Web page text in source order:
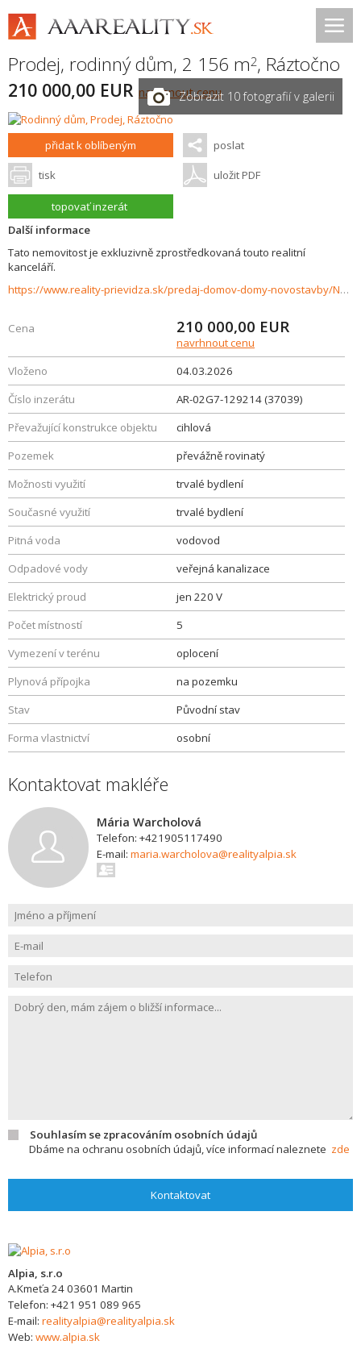
Prodej, rodinný dům, 2 156 m2, Ráztočno
210 000,00 EUR navrhnout cenuZobrazit 10 fotografií v galerii
přidat k oblíbeným poslat
tisk uložit PDF
topovať inzerát
Další informace
Tato nemovitost je exkluzivně zprostředkovaná touto realitní
kanceláří.
https://www.reality-prievidza.sk/predaj-domov-domy-novostavby/Na-Predaj-Rodinny-dom-Raztocno--pozemok-2156-m2-37039/?utm_source=areality&utm_medium=xml&utm_term=37039&utm_content=dom&utm_campaign=portaly
Cena 210 000,00 EUR
navrhnout cenu
Vloženo
04.03.2026
Číslo inzerátu
AR-02G7-129214 (37039)
Převažující konstrukce objektu
cihlová
Pozemek
převážně rovinatý
Možnosti využití
trvalé bydlení
Současné využití
trvalé bydlení
Pitná voda
vodovod
Odpadové vody
veřejná kanalizace
Elektrický proud
jen 220 V
Počet místností
5
Vymezení v terénu
oplocení
Plynová přípojka
na pozemku
Stav
Původní stav
Forma vlastnictví
osobní
Kontaktovat makléře
Mária Warcholová
Telefon: +421905117490
E-mail: maria.warcholova@realityalpia.sk
Souhlasím se zpracováním osobních údajů
Dbáme na ochranu osobních údajů, více informací naleznete zde
Kontaktovat
Alpia, s.r.o
A.Kmeťa 2403601 Martin
Telefon: +421 951 089 965
E-mail: realityalpia@realityalpia.sk
Web: www.alpia.sk